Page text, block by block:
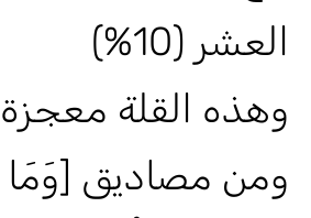
العشر (10%)
وهذه القلة
ومن مصاديق [وَمَا